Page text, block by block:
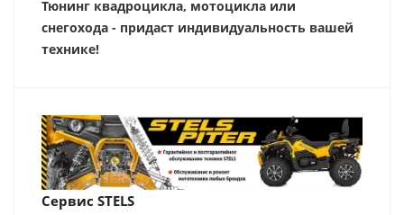
Тюнинг квадроцикла, мотоцикла или
снегохода - придаст индивидуальность вашей
технике!
Сервис STELS